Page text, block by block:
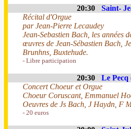
20:30 Saint-
Récital d'Orgue
par Jean-Pierre Lecaudey
Jean-Sebastien Bach, les années
œuvres de Jean-Sébastien Bach,
Brunhns, Buxtehude.
- Libre participation
20:30 Le Pecq
Concert Choeur et Orgue
Choeur Coruscant, Emmanuel
Oeuvres de Js Bach, J Haydn, F
- 20 euros